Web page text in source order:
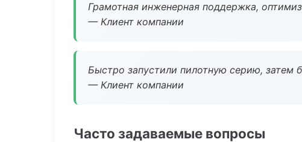
Грамотная инженерная поддержка,
— Клиент компании
Быстро запустили пилотную серию, затем
— Клиент компании
Часто задаваемые вопросы